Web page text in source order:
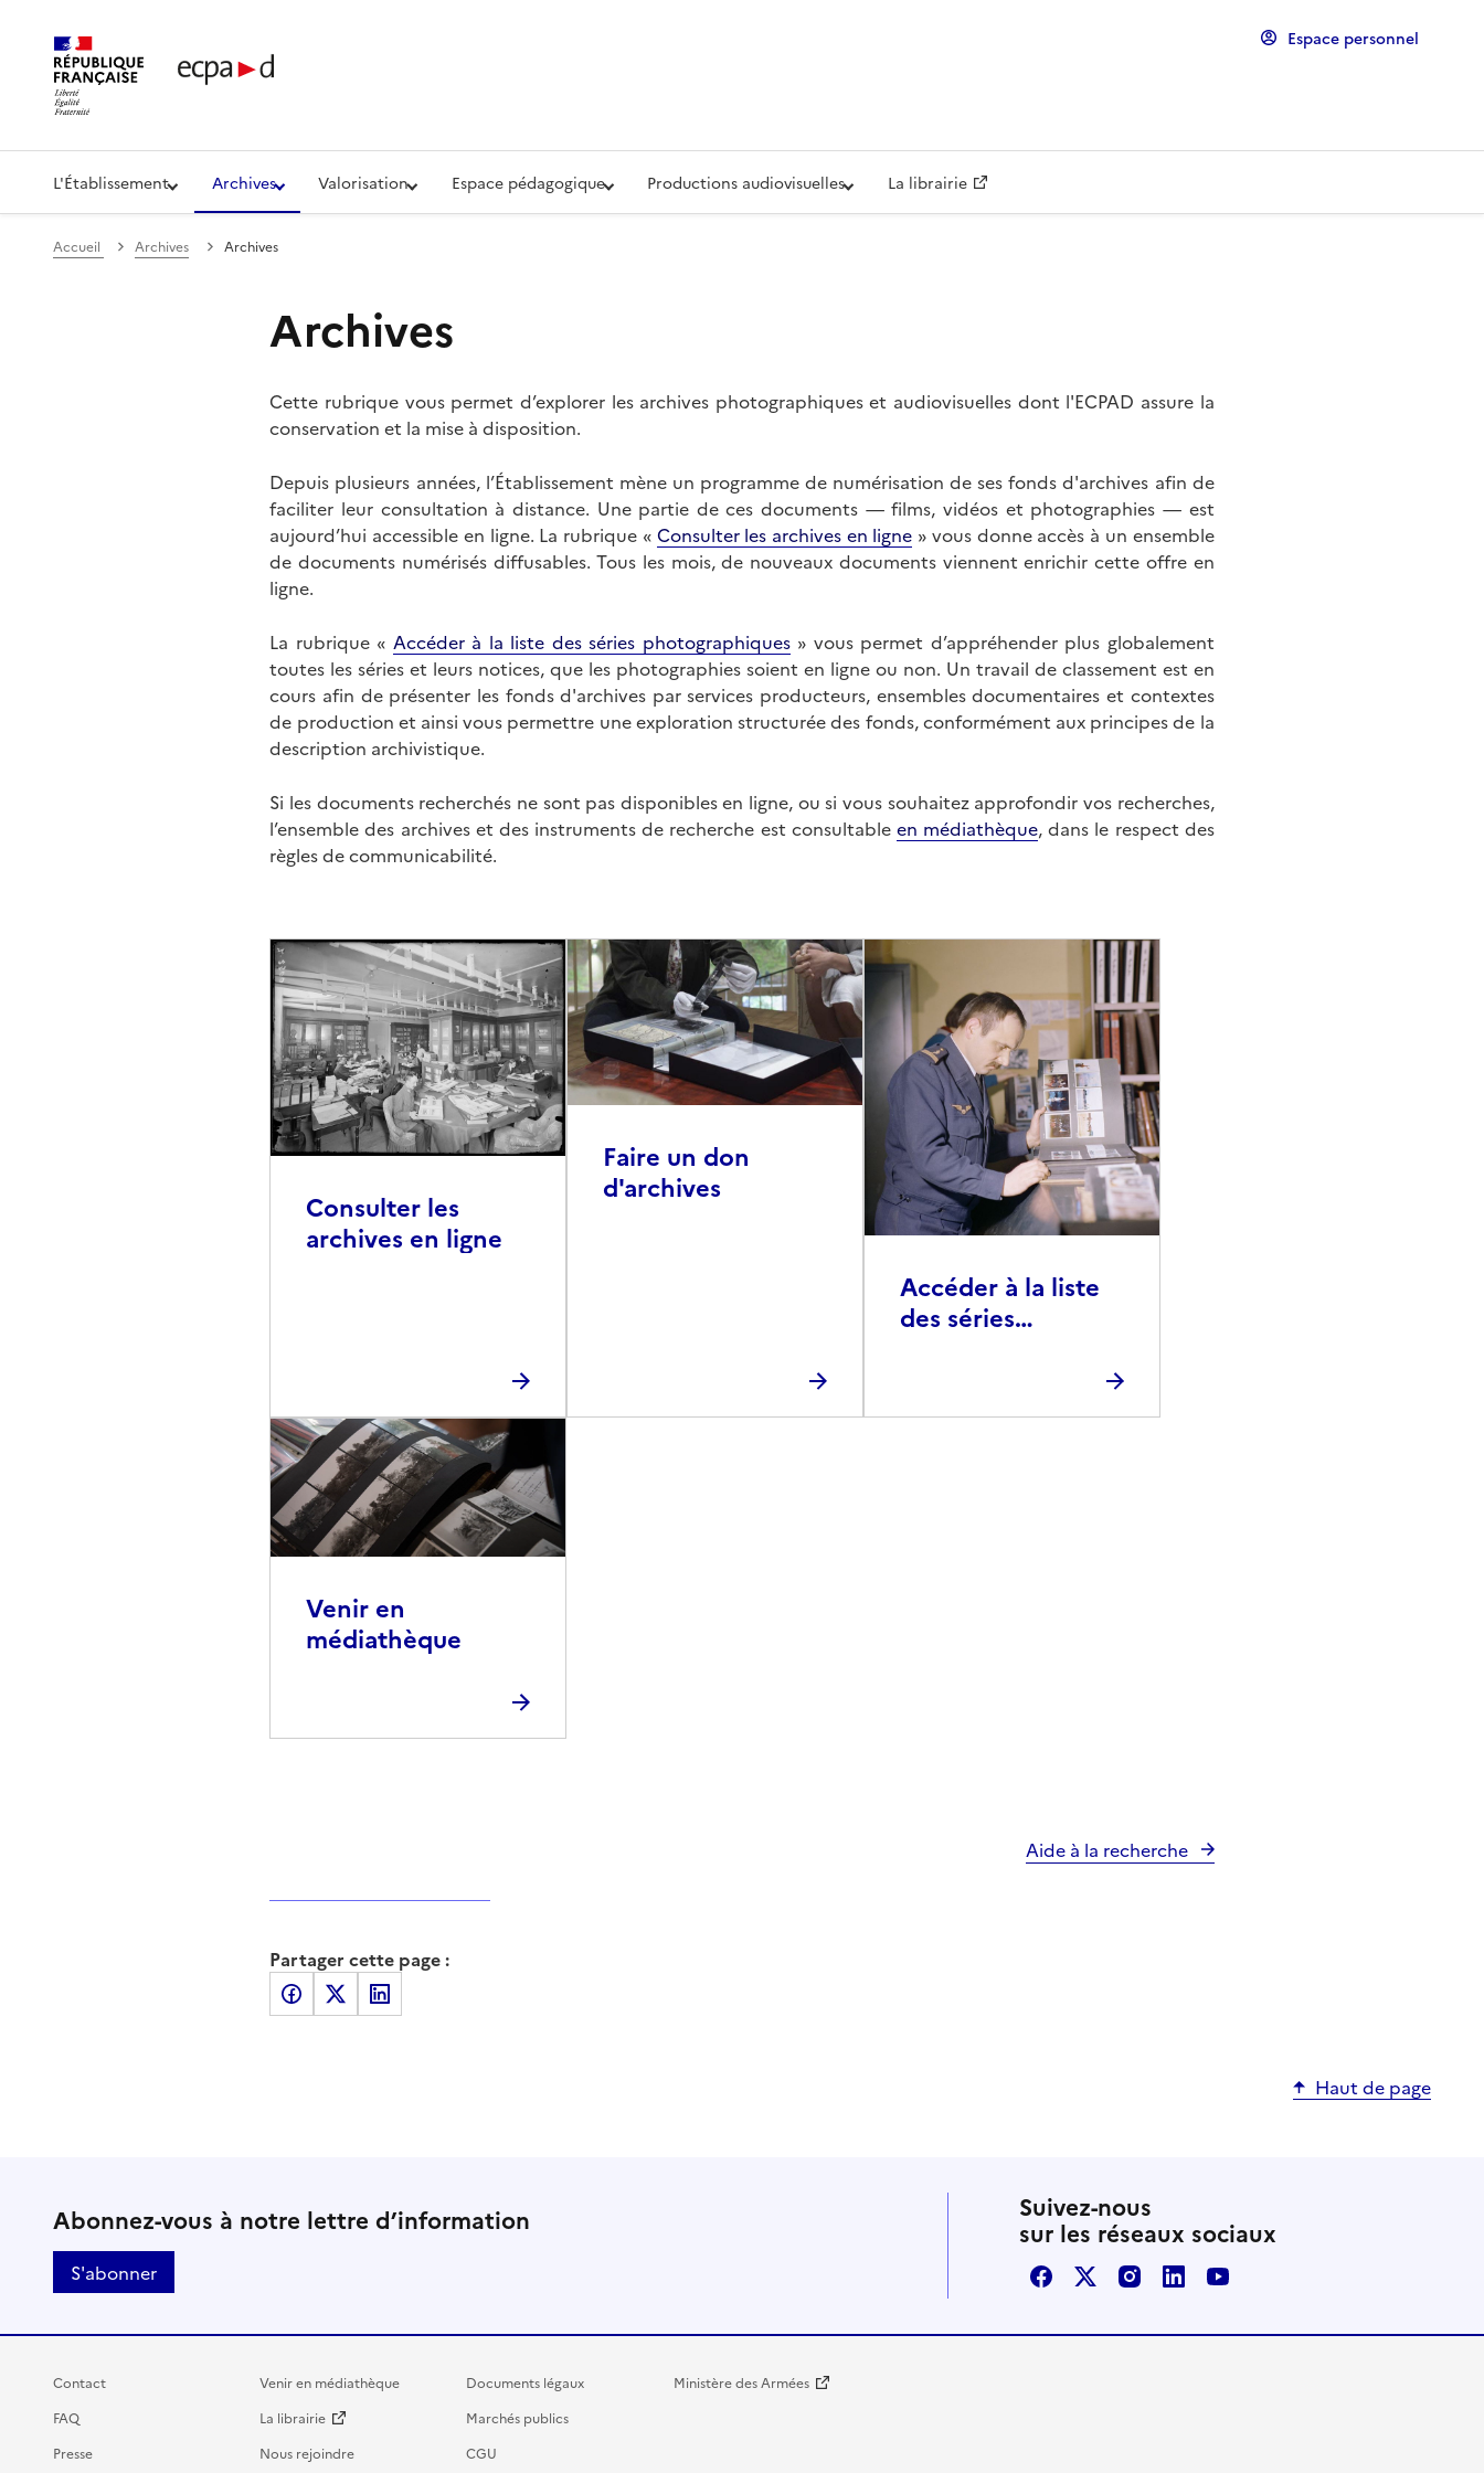
Établissement de communication et de production audiovisuelle de la Défense (ECPAD) Espace personnel
L'Établissement Archives Valorisation Espace pédagogique Productions audiovisuelles La librairie
Accueil Archives Archives
Archives
Cette rubrique vous permet d’explorer les archives photographiques et audiovisuelles dont l'ECPAD assure la
conservation et la mise à disposition.
Depuis plusieurs années, l’Établissement mène un programme de numérisation de ses fonds d'archives afin de
faciliter leur consultation à distance. Une partie de ces documents — films, vidéos et photographies — est
aujourd’hui accessible en ligne. La rubrique « Consulter les archives en ligne » vous donne accès à un ensemble
de documents numérisés diffusables. Tous les mois, de nouveaux documents viennent enrichir cette offre en
ligne.
La rubrique « Accéder à la liste des séries photographiques» vous permet d’appréhender plus globalement
toutes les séries et leurs notices, que les photographies soient en ligne ou non. Un travail de classement est en
cours afin de présenter les fonds d'archives par services producteurs, ensembles documentaires et contextes
de production et ainsi vous permettre une exploration structurée des fonds, conformément aux principes de la
description archivistique.
Si les documents recherchés ne sont pas disponibles en ligne, ou si vous souhaitez approfondir vos recherches,
l’ensemble des archives et des instruments de recherche est consultable en médiathèque, dans le respect des
règles de communicabilité.
Consulter les
archives en ligne
Faire un don
d'archives
Accéder à la liste
des séries
Venir en
médiathèque
Aide à la recherche
Partager cette page :
Partager sur Facebook
Partager sur XPartager sur LinkedIn
Haut de page
Abonnez-vous à notre lettre d’information
S'abonner
Suivez-nous
sur les réseaux sociaux
FacebookX / TwitterInstagram
LinkedInYoutube
Contact
FAQ
Presse
Venir en médiathèque
La librairie
Nous rejoindre
Documents légaux
Marchés publics
CGU
Ministère des Armées